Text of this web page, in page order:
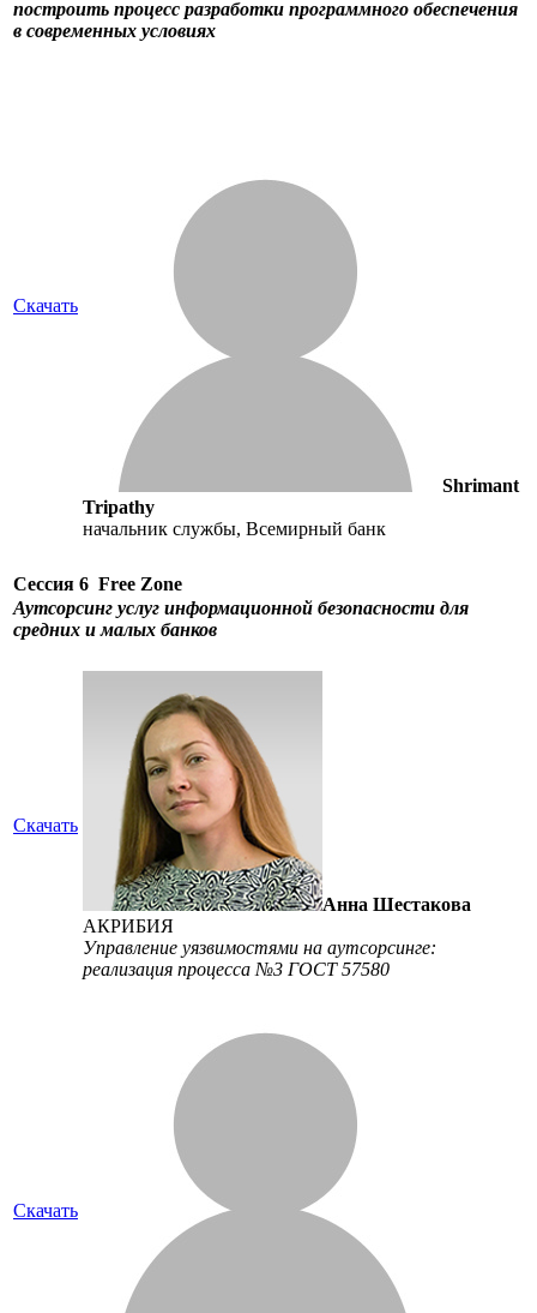
построить процесс разработки программного обеспечения
в современных условиях
Скачать
Shrimant
Tripathy
начальник службы, Всемирный банк
Сессия 6 Free Zone
Аутсорсинг услуг информационной безопасности для
средних и малых банков
Скачать
Анна Шестакова
АКРИБИЯ
Управление уязвимостями на аутсорсинге:
реализация процесса №3 ГОСТ 57580
Скачать